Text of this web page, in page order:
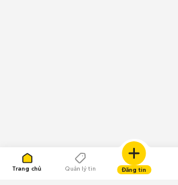
Trang chủ Quản lý tin Đăng tin